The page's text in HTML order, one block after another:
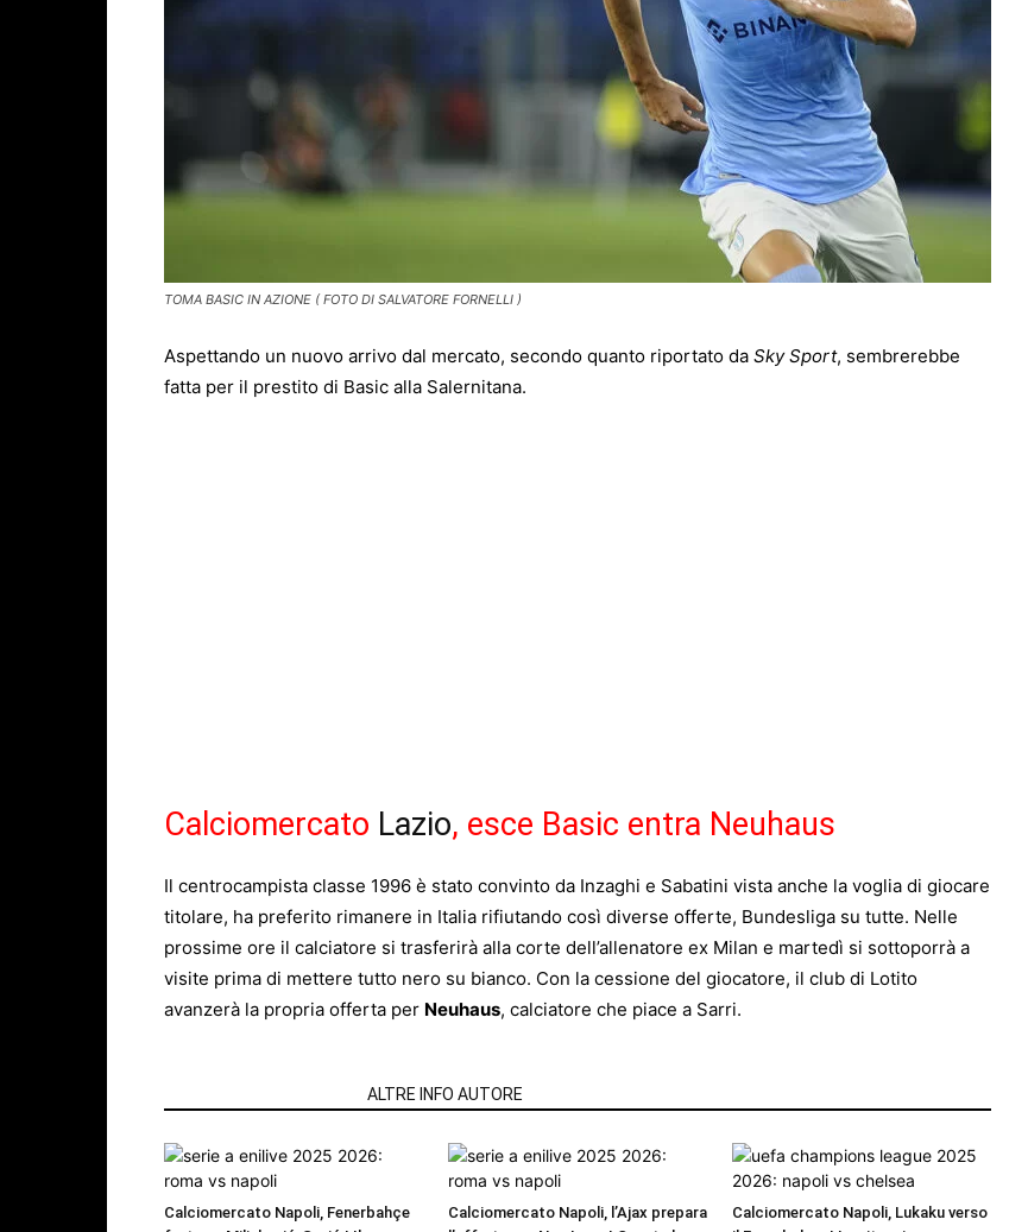
TOMA BASIC IN AZIONE ( FOTO DI SALVATORE FORNELLI )
Aspettando un nuovo arrivo dal mercato, secondo quanto riportato da Sky Sport, sembrerebbe
fatta per il prestito di Basic alla Salernitana.
Calciomercato Lazio, esce Basic entra Neuhaus
Il centrocampista classe 1996 è stato convinto da Inzaghi e Sabatini vista anche la voglia di giocare
titolare, ha preferito rimanere in Italia rifiutando così diverse offerte, Bundesliga su tutte. Nelle
prossime ore il calciatore si trasferirà alla corte dell’allenatore ex Milan e martedì si sottoporrà a
visite prima di mettere tutto nero su bianco. Con la cessione del giocatore, il club di Lotito
avanzerà la propria offerta per Neuhaus, calciatore che piace a Sarri.
ALTRE INFO AUTORE
Calciomercato Napoli, Fenerbahçe
Calciomercato Napoli, l’Ajax prepara
Calciomercato Napoli, Lukaku verso